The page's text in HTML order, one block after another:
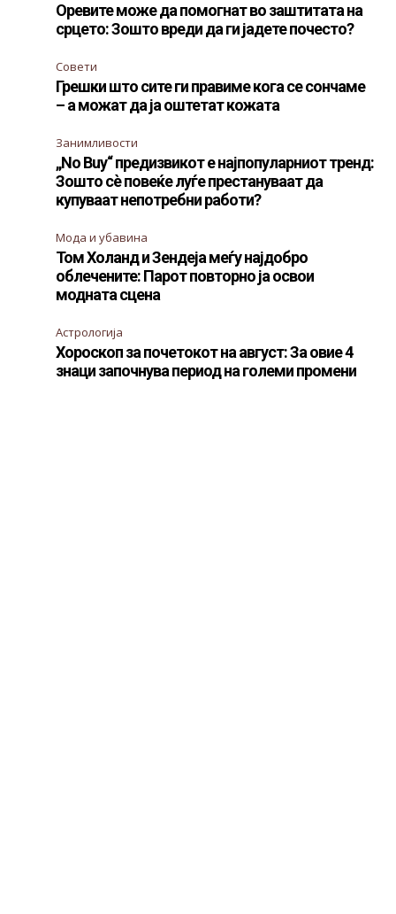
Оревите може да помогнат во заштитата на
срцето: Зошто вреди да ги јадете почесто?
Совети
Грешки што сите ги правиме кога се сончаме
– а можат да ја оштетат кожата
Занимливости
„No Buy“ предизвикот е најпопуларниот тренд:
Зошто сè повеќе луѓе престануваат да
купуваат непотребни работи?
Мода и убавина
Том Холанд и Зендеја меѓу најдобро
облечените: Парот повторно ја освои
модната сцена
Астрологија
Хороскоп за почетокот на август: За овие 4
знаци започнува период на големи промени